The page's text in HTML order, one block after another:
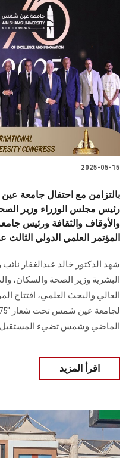
2025-05-15
بالتزامن مع احتفال جامعة
رئيس مجلس الوزراء وزير
والأوقاف والثقافة ورئيس
المؤتمر العلمي الدولي
شهد الدكتور خالد عبدالغفار
البشرية وزير الصحة والسكان،
العالي والبحث العلمي، افتتاح
الماضي وشمس تضيء
اقرأ المزيد